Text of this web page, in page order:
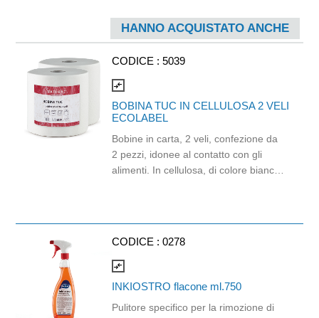
HANNO ACQUISTATO ANCHE
CODICE : 5039
compare_arrows
BOBINA TUC IN CELLULOSA 2 VELI
ECOLABEL
Bobine in carta, 2 veli, confezione da
2 pezzi, idonee al contatto con gli
alimenti. In cellulosa, di colore bianco
CODICE : 0278
compare_arrows
INKIOSTRO flacone ml.750
Pulitore specifico per la rimozione di